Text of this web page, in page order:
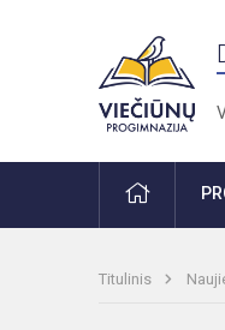
PRADŽIA
Titulinis